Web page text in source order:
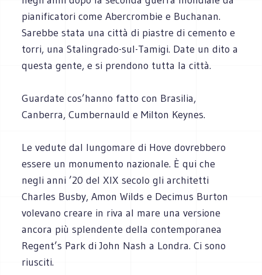
pianificatori come Abercrombie e Buchanan.
Sarebbe stata una città di piastre di cemento e
torri, una Stalingrado-sul-Tamigi. Date un dito a
questa gente, e si prendono tutta la città.
Guardate cos’hanno fatto con Brasilia,
Canberra, Cumbernauld e Milton Keynes.
Le vedute dal lungomare di Hove dovrebbero
essere un monumento nazionale. È qui che
negli anni ’20 del XIX secolo gli architetti
Charles Busby, Amon Wilds e Decimus Burton
volevano creare in riva al mare una versione
ancora più splendente della contemporanea
Regent’s Park di John Nash a Londra. Ci sono
riusciti.